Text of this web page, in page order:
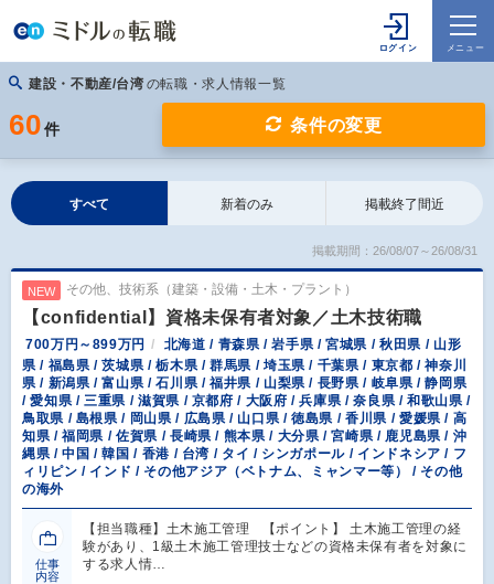
建設・不動産/台湾 の転職・求人情報一覧
60 件 条件の変更
すべて 新着のみ 掲載終了間近
掲載期間：26/08/07～26/08/31
NEW その他、技術系（建築・設備・土木・プラント）
【confidential】資格未保有者対象／土木技術職
700万円～899万円
北海道 / 青森県 / 岩手県 / 宮城県 / 秋田県 / 山形
県 / 福島県 / 茨城県 / 栃木県 / 群馬県 / 埼玉県 / 千葉県 / 東京都 / 神奈川
県 / 新潟県 / 富山県 / 石川県 / 福井県 / 山梨県 / 長野県 / 岐阜県 / 静岡県
/ 愛知県 / 三重県 / 滋賀県 / 京都府 / 大阪府 / 兵庫県 / 奈良県 / 和歌山県 /
鳥取県 / 島根県 / 岡山県 / 広島県 / 山口県 / 徳島県 / 香川県 / 愛媛県 / 高
知県 / 福岡県 / 佐賀県 / 長崎県 / 熊本県 / 大分県 / 宮崎県 / 鹿児島県 / 沖
縄県 / 中国 / 韓国 / 香港 / 台湾 / タイ / シンガポール / インドネシア / フ
ィリピン / インド / その他アジア（ベトナム、ミャンマー等） / その他
の海外
仕事
内容
【担当職種】土木施工管理 【ポイント】 土木施工管理の経
験があり、1級土木施工管理技士などの資格未保有者を対象に
する求人情…